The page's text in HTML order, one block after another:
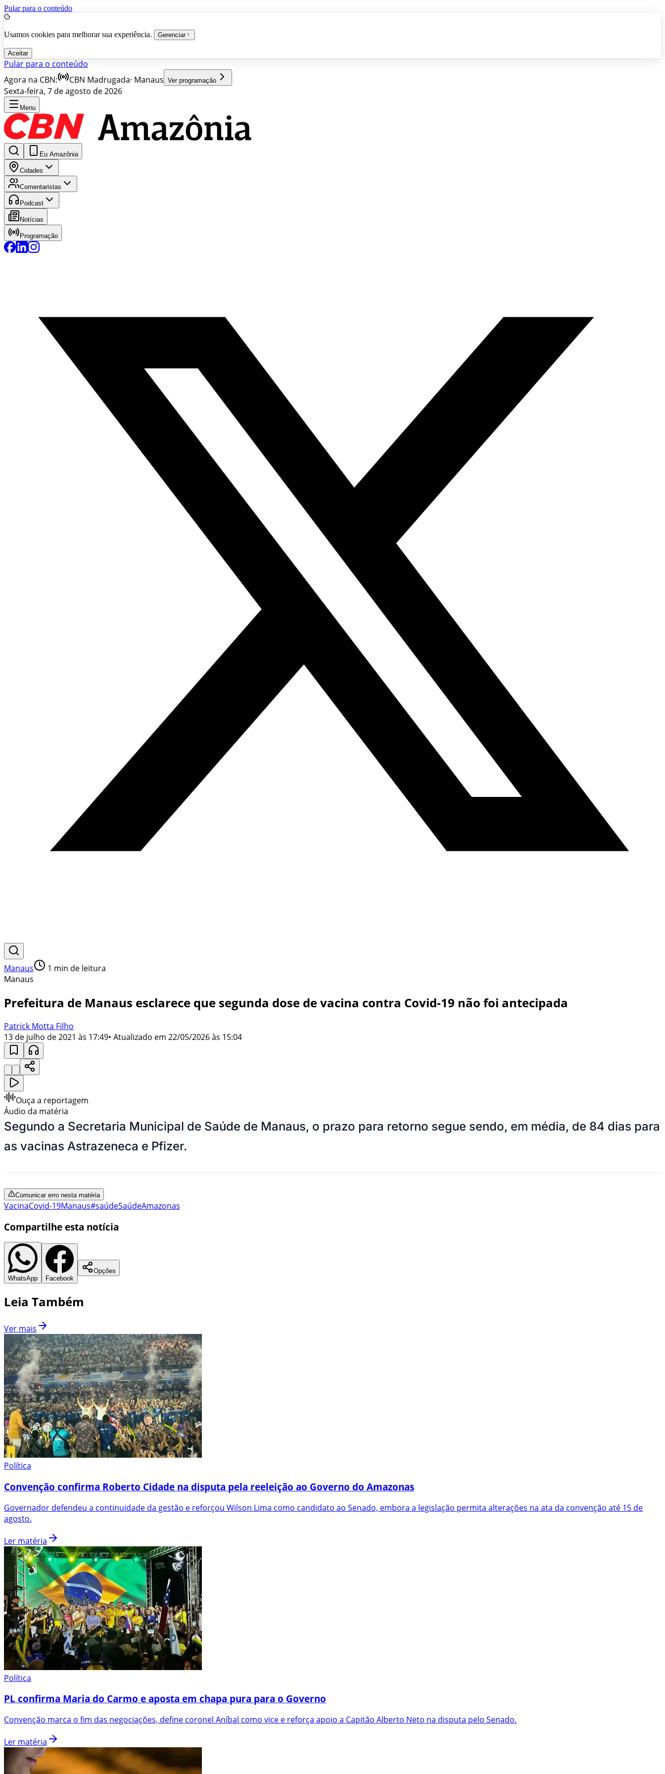
Pular para o conteúdo
Usamos cookies para melhorar sua experiência. Gerenciar
Aceitar
Pular para o conteúdo
Agora na CBN:
CBN Madrugada· Manaus Ver programação
Sexta-feira, 7 de agosto de 2026
Menu
Eu Amazônia
Cidades
Comentaristas
Podcast
Notícias
Programação
Manaus 1 min de leitura
Manaus
Prefeitura de Manaus esclarece que segunda dose de vacina contra Covid-19 não foi antecipada
Patrick Motta Filho
13 de julho de 2021 às 17:49• Atualizado em 22/05/2026 às 15:04
Ouça a reportagem
Áudio da matéria
Segundo a Secretaria Municipal de Saúde de Manaus, o prazo para retorno segue sendo, em média, de 84 dias para
as vacinas Astrazeneca e Pfizer.
Comunicar erro nesta matéria
VacinaCovid-19Manaus#saúdeSaúdeAmazonas
Compartilhe esta notícia
WhatsApp Facebook
Opções
Leia Também
Ver mais
Política
Convenção confirma Roberto Cidade na disputa pela reeleição ao Governo do Amazonas
Governador defendeu a continuidade da gestão e reforçou Wilson Lima como candidato ao Senado, embora a legislação permita alterações na ata da convenção até 15 de
agosto.
Ler matéria
Política
PL confirma Maria do Carmo e aposta em chapa pura para o Governo
Convenção marca o fim das negociações, define coronel Aníbal como vice e reforça apoio a Capitão Alberto Neto na disputa pelo Senado.
Ler matéria